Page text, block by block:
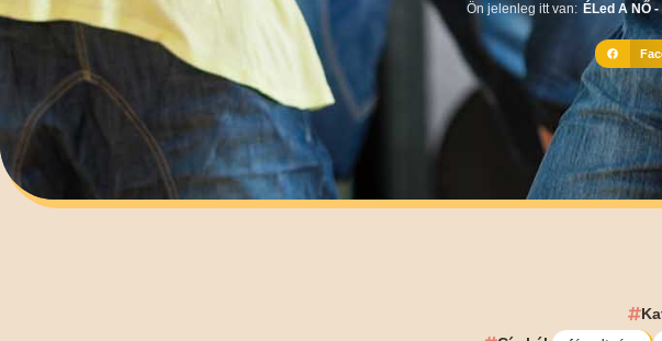
Ön jelenleg itt van: ÉLed A NŐ